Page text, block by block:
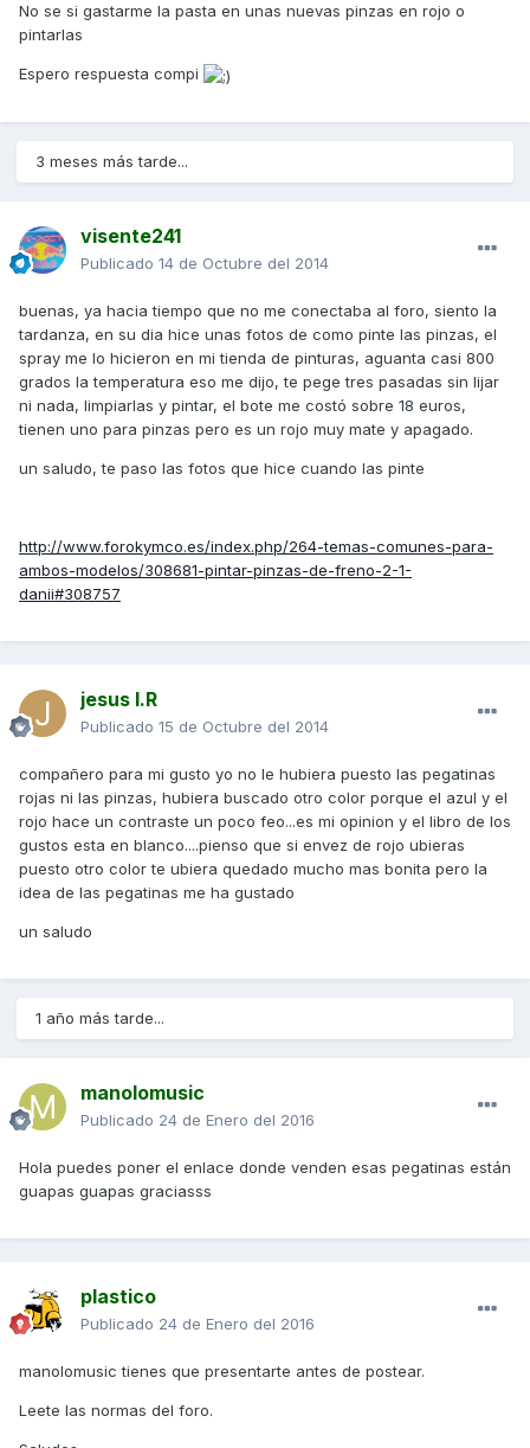
No se si gastarme la pasta en unas nuevas pinzas en rojo o
pintarlas
Espero respuesta compi
3 meses más tarde...
visente241
Publicado 14 de Octubre del 2014
buenas, ya hacia tiempo que no me conectaba al foro, siento la
tardanza, en su dia hice unas fotos de como pinte las pinzas, el
spray me lo hicieron en mi tienda de pinturas, aguanta casi 800
grados la temperatura eso me dijo, te pege tres pasadas sin lijar
ni nada, limpiarlas y pintar, el bote me costó sobre 18 euros,
tienen uno para pinzas pero es un rojo muy mate y apagado.
un saludo, te paso las fotos que hice cuando las pinte
http://www.forokymco.es/index.php/264-temas-comunes-para-
ambos-modelos/308681-pintar-pinzas-de-freno-2-1-
danii#308757
jesus I.R
Publicado 15 de Octubre del 2014
compañero para mi gusto yo no le hubiera puesto las pegatinas
rojas ni las pinzas, hubiera buscado otro color porque el azul y el
rojo hace un contraste un poco feo...es mi opinion y el libro de los
gustos esta en blanco....pienso que si envez de rojo ubieras
puesto otro color te ubiera quedado mucho mas bonita pero la
idea de las pegatinas me ha gustado
un saludo
1 año más tarde...
manolomusic
Publicado 24 de Enero del 2016
Hola puedes poner el enlace donde venden esas pegatinas están
guapas guapas graciasss
plastico
Publicado 24 de Enero del 2016
manolomusic tienes que presentarte antes de postear.
Leete las normas del foro.